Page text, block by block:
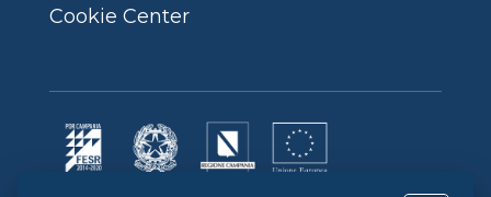
Cookie Center